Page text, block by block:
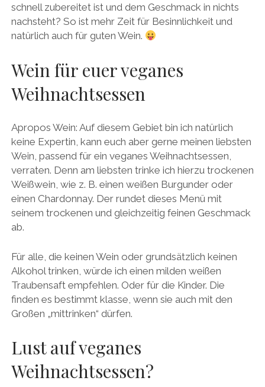
schnell zubereitet ist und dem Geschmack in nichts
nachsteht? So ist mehr Zeit für Besinnlichkeit und
natürlich auch für guten Wein.
Wein für euer veganes
Weihnachtsessen
Apropos Wein: Auf diesem Gebiet bin ich natürlich
keine Expertin, kann euch aber gerne meinen liebsten
Wein, passend für ein veganes Weihnachtsessen,
verraten. Denn am liebsten trinke ich hierzu trockenen
Weißwein, wie z. B. einen weißen Burgunder oder
einen Chardonnay. Der rundet dieses Menü mit
seinem trockenen und gleichzeitig feinen Geschmack
ab.
Für alle, die keinen Wein oder grundsätzlich keinen
Alkohol trinken, würde ich einen milden weißen
Traubensaft empfehlen. Oder für die Kinder. Die
finden es bestimmt klasse, wenn sie auch mit den
Großen „mittrinken“ dürfen.
Lust auf veganes
Weihnachtsessen?